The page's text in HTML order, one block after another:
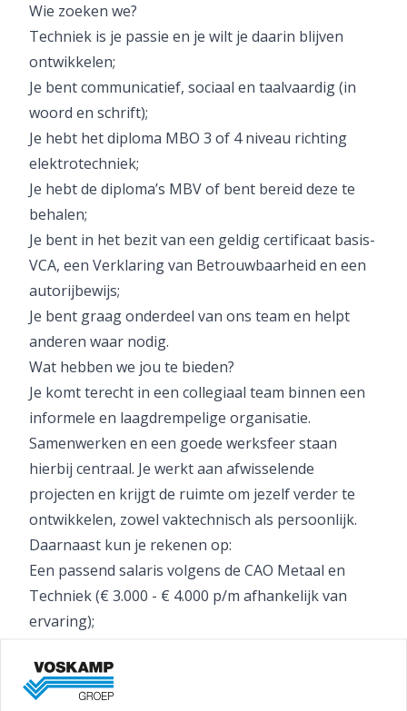
Wie zoeken we?
Techniek is je passie en je wilt je daarin blijven
ontwikkelen;
Je bent communicatief, sociaal en taalvaardig (in
woord en schrift);
Je hebt het diploma MBO 3 of 4 niveau richting
elektrotechniek;
Je hebt de diploma’s MBV of bent bereid deze te
behalen;
Je bent in het bezit van een geldig certificaat basis-
VCA, een Verklaring van Betrouwbaarheid en een
autorijbewijs;
Je bent graag onderdeel van ons team en helpt
anderen waar nodig.
Wat hebben we jou te bieden?
Je komt terecht in een collegiaal team binnen een
informele en laagdrempelige organisatie.
Samenwerken en een goede werksfeer staan
hierbij centraal. Je werkt aan afwisselende
projecten en krijgt de ruimte om jezelf verder te
ontwikkelen, zowel vaktechnisch als persoonlijk.
Daarnaast kun je rekenen op:
Een passend salaris volgens de CAO Metaal en
Techniek (€ 3.000 - € 4.000 p/m afhankelijk van
ervaring);
dienstverband);
Een auto en telefoon van de zaak;